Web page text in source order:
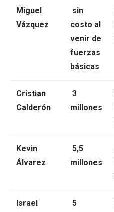
Miguel
Vázquez
sin
costo al
venir de
fuerzas
básicas
Cristian
Calderón
3
millones
Kevin
Álvarez
5,5
millones
Israel
5